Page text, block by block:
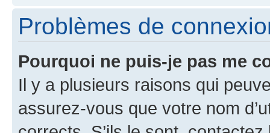
Problèmes de
Pourquoi ne puis-je pas me
Il y a plusieurs raisons qui
assurez-vous que votre nom